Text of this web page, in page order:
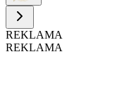
REKLAMA
REKLAMA